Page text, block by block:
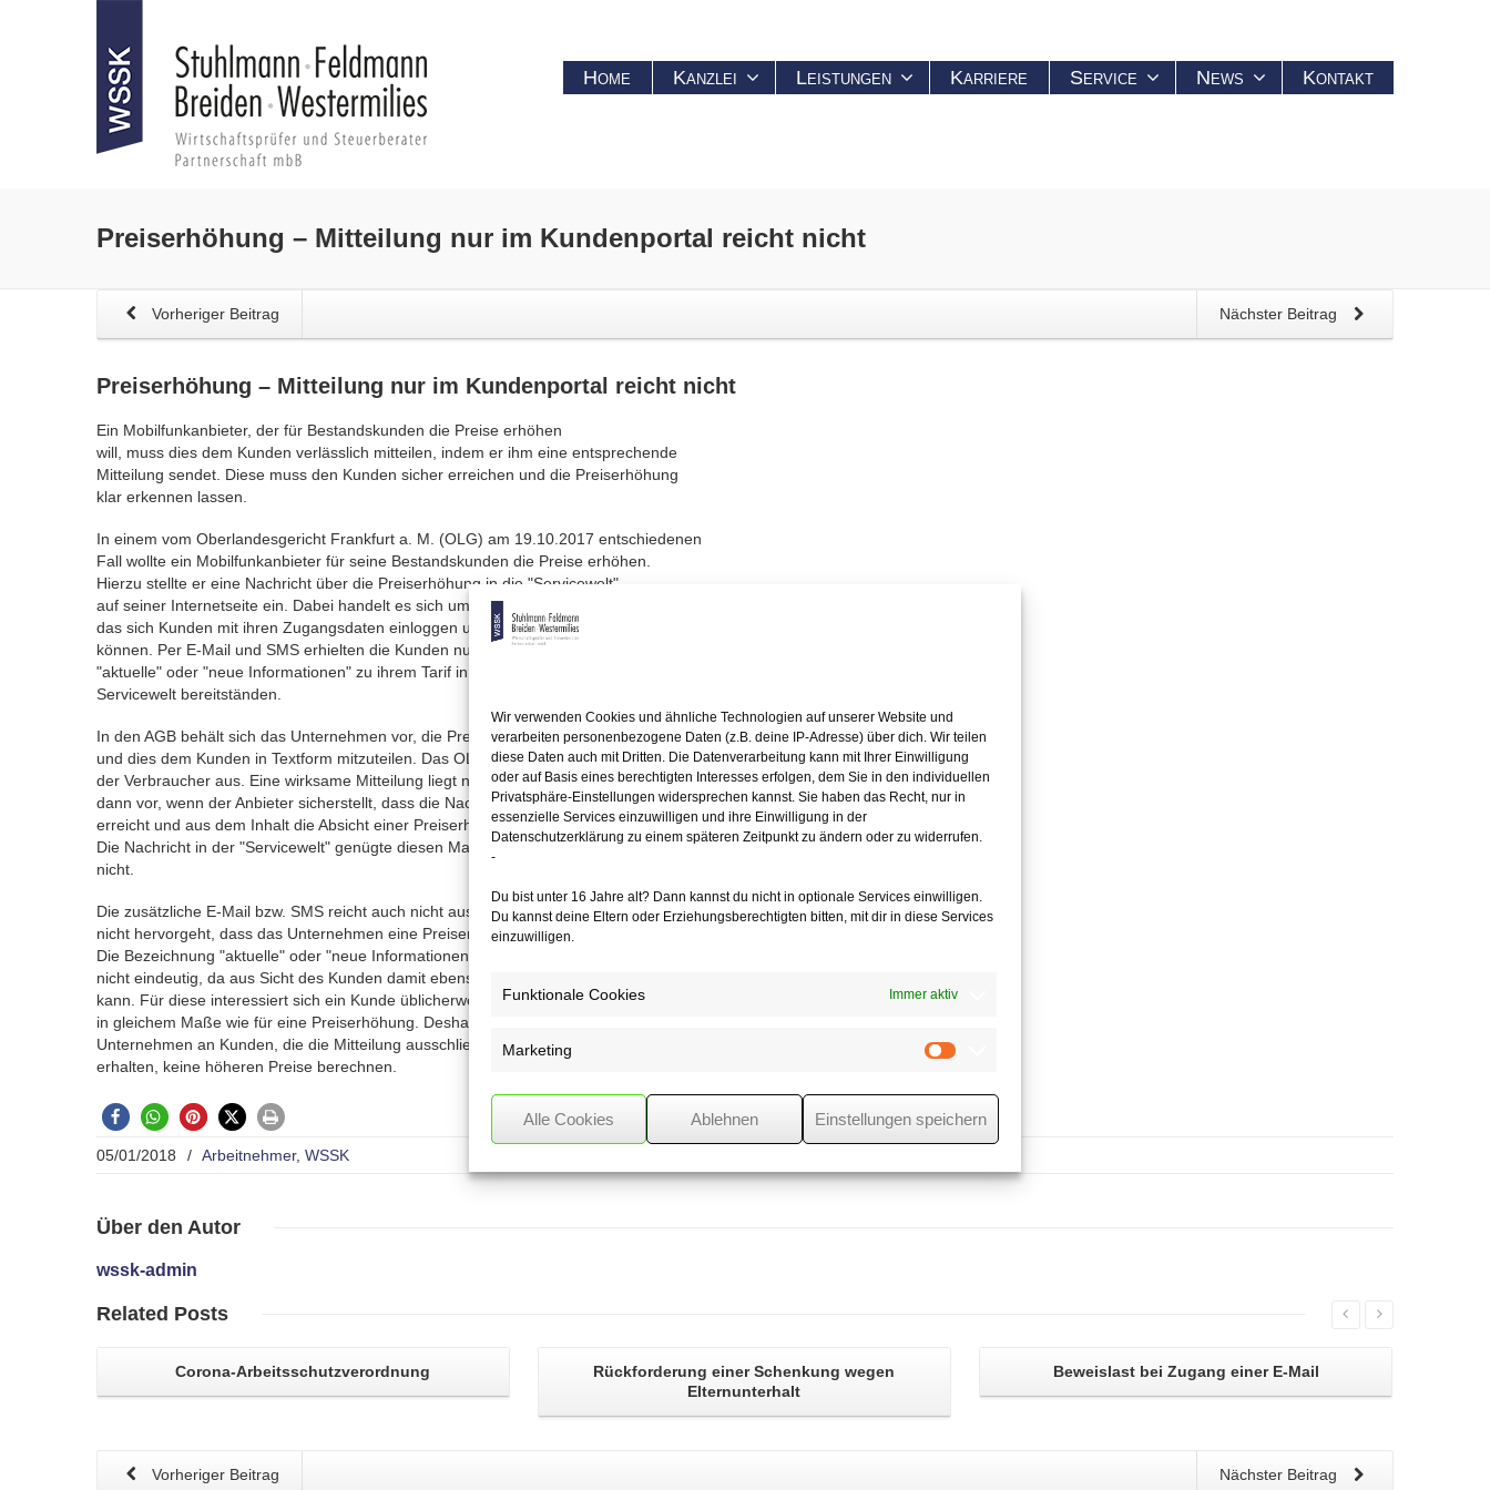
Wir verwenden Cookies und ähnliche Technologien auf unserer Website und
verarbeiten personenbezogene Daten (z.B. deine IP-Adresse) über dich. Wir teilen
diese Daten auch mit Dritten. Die Datenverarbeitung kann mit Ihrer Einwilligung
oder auf Basis eines berechtigten Interesses erfolgen, dem Sie in den individuellen
Privatsphäre-Einstellungen widersprechen kannst. Sie haben das Recht, nur in
essenzielle Services einzuwilligen und ihre Einwilligung in der
Datenschutzerklärung zu einem späteren Zeitpunkt zu ändern oder zu widerrufen.
-
Du bist unter 16 Jahre alt? Dann kannst du nicht in optionale Services einwilligen.
Du kannst deine Eltern oder Erziehungsberechtigten bitten, mit dir in diese Services
einzuwilligen.
Funktionale Cookies Immer aktiv
Marketing
Alle Cookies Ablehnen Einstellungen speichern
Home Kanzlei Leistungen Karriere Service News Kontakt
Preiserhöhung – Mitteilung nur im Kundenportal reicht nicht
Nächster Beitrag
Vorheriger Beitrag
Preiserhöhung – Mitteilung nur im Kundenportal reicht nicht
Ein Mobilfunkanbieter, der für Bestandskunden die Preise erhöhen
will, muss dies dem Kunden verlässlich mitteilen, indem er ihm eine entsprechende
Mitteilung sendet. Diese muss den Kunden sicher erreichen und die Preiserhöhung
klar erkennen lassen.
In einem vom Oberlandesgericht Frankfurt a. M. (OLG) am 19.10.2017 entschiedenen
Fall wollte ein Mobilfunkanbieter für seine Bestandskunden die Preise erhöhen.
Hierzu stellte er eine Nachricht über die Preiserhöhung in die "Servicewelt"
auf seiner Internetseite ein. Dabei handelt es sich um ein Kundenportal, in
das sich Kunden mit ihren Zugangsdaten einloggen und ihre Verträge verwalten
können. Per E-Mail und SMS erhielten die Kunden nur eine Mitteilung, dass
"aktuelle" oder "neue Informationen" zu ihrem Tarif in der
Servicewelt bereitständen.
In den AGB behält sich das Unternehmen vor, die Preise zu erhöhen
und dies dem Kunden in Textform mitzuteilen. Das OLG legte diese Klausel zugunsten
der Verbraucher aus. Eine wirksame Mitteilung liegt nach seiner Auffassung nur
dann vor, wenn der Anbieter sicherstellt, dass die Nachricht den Kunden zwingend
erreicht und aus dem Inhalt die Absicht einer Preiserhöhung klar hervorgeht.
Die Nachricht in der "Servicewelt" genügte diesen Maßgaben
nicht.
Die zusätzliche E-Mail bzw. SMS reicht auch nicht aus, da aus diesen Mitteilungen
nicht hervorgeht, dass das Unternehmen eine Preiserhöhung vornehmen will.
Die Bezeichnung "aktuelle" oder "neue Informationen" sind
nicht eindeutig, da aus Sicht des Kunden damit ebenso gut Werbung gemeint sein
kann. Für diese interessiert sich ein Kunde üblicherweise aber nicht
in gleichem Maße wie für eine Preiserhöhung. Deshalb darf das
Unternehmen an Kunden, die die Mitteilung ausschließlich auf diese Weise
erhalten, keine höheren Preise berechnen.
05/01/2018 / Arbeitnehmer, WSSK
Über den Autor
wssk-admin
Related Posts
Corona-Arbeitsschutzverordnung Rückforderung einer Schenkung wegen
Elternunterhalt
Beweislast bei Zugang einer E-Mail
Nächster Beitrag
Vorheriger Beitrag